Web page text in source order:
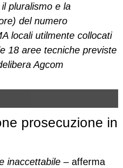
pluralismo e la
del numero
locali utilmente collocati
18 aree tecniche previste
Agcom
prosecuzione in
inaccettabile –afferma